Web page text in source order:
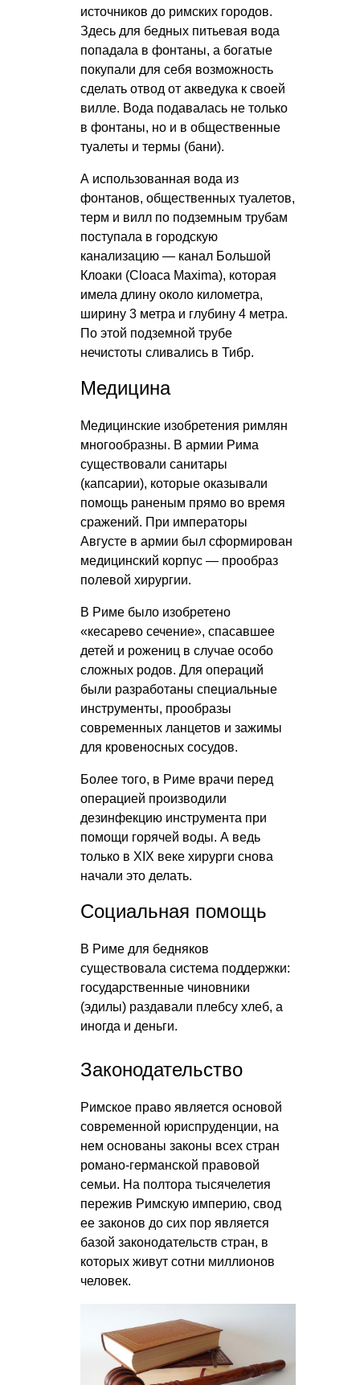
источников до римских городов.
Здесь для бедных питьевая вода
попадала в фонтаны, а богатые
покупали для себя возможность
сделать отвод от акведука к своей
вилле. Вода подавалась не только
в фонтаны, но и в общественные
туалеты и термы (бани).
А использованная вода из
фонтанов, общественных туалетов,
терм и вилл по подземным трубам
поступала в городскую
канализацию — канал Большой
Клоаки (Cloaсa Maxima), которая
имела длину около километра,
ширину 3 метра и глубину 4 метра.
По этой подземной трубе
нечистоты сливались в Тибр.
Медицина
Медицинские изобретения римлян
многообразны. В армии Рима
существовали санитары
(капсарии), которые оказывали
помощь раненым прямо во время
сражений. При императоры
Августе в армии был сформирован
медицинский корпус — прообраз
полевой хирургии.
В Риме было изобретено
«кесарево сечение», спасавшее
детей и рожениц в случае особо
сложных родов. Для операций
были разработаны специальные
инструменты, прообразы
современных ланцетов и зажимы
для кровеносных сосудов.
Более того, в Риме врачи перед
операцией производили
дезинфекцию инструмента при
помощи горячей воды. А ведь
только в XIX веке хирурги снова
начали это делать.
Социальная помощь
В Риме для бедняков
существовала система поддержки:
государственные чиновники
(эдилы) раздавали плебсу хлеб, а
иногда и деньги.
Законодательство
Римское право является основой
современной юриспруденции, на
нем основаны законы всех стран
романо-германской правовой
семьи. На полтора тысячелетия
пережив Римскую империю, свод
ее законов до сих пор является
базой законодательств стран, в
которых живут сотни миллионов
человек.